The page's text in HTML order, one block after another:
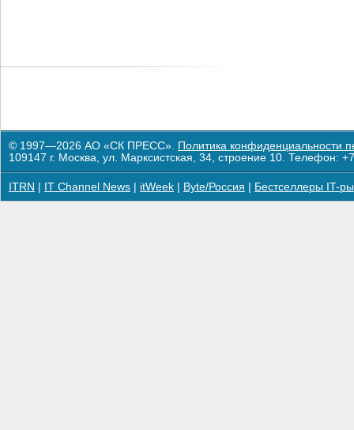
© 1997—2026 АО «СК ПРЕСС». Политика конфиденциальности
109147 г. Москва, ул. Марксистская, 34, строение 10. Телефон:
ITRN IT Channel News itWeek Byte/Россия Бестселлеры IT-